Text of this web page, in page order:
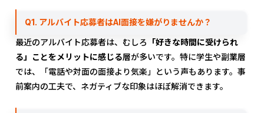
Q1. アルバイト応募者はAI面接を嫌がりませんか？
最近のアルバイト応募者は、むしろ
「好きな時間に受けられ
る」ことをメリットに感じる層が多いです。特に学生や副業層
では、「電話や対面の面接より気楽」という声もあります。事
前案内の工夫で、ネガティブな印象はほぼ解消できます。